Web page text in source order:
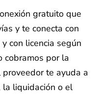
gratuito que
y te conecta con
con licencia según
cobramos por la
proveedor te ayuda a
la liquidación o el